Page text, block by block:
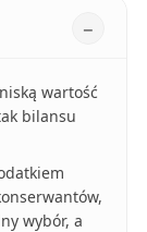
wartość
bilansu
wybór, a